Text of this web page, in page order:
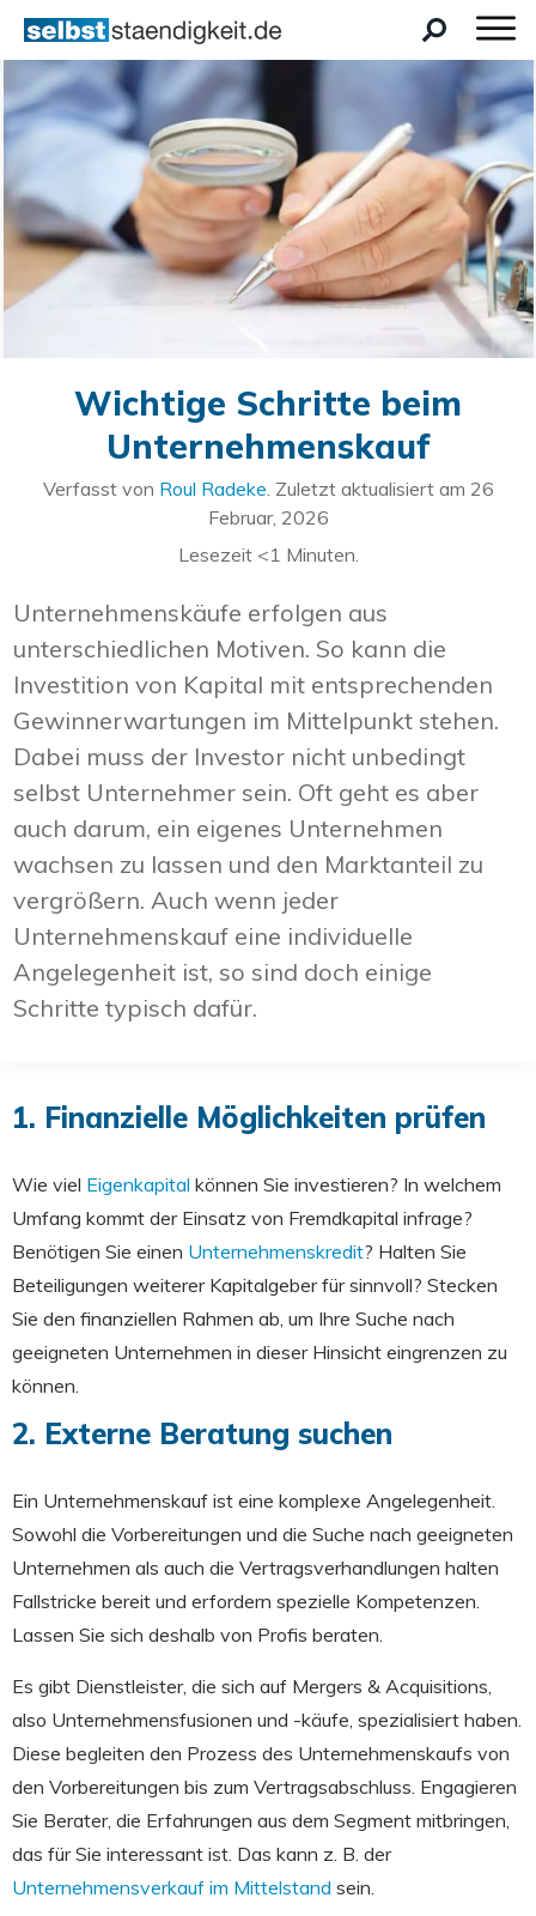
Wichtige Schritte beim
Unternehmenskauf
Verfasst von Roul Radeke. Zuletzt aktualisiert am 26
Februar, 2026
Lesezeit <1 Minuten.
Unternehmenskäufe erfolgen aus
unterschiedlichen Motiven. So kann die
Investition von Kapital mit entsprechenden
Gewinnerwartungen im Mittelpunkt stehen.
Dabei muss der Investor nicht unbedingt
selbst Unternehmer sein. Oft geht es aber
auch darum, ein eigenes Unternehmen
wachsen zu lassen und den Marktanteil zu
vergrößern. Auch wenn jeder
Unternehmenskauf eine individuelle
Angelegenheit ist, so sind doch einige
Schritte typisch dafür.
1. Finanzielle Möglichkeiten prüfen
Wie viel Eigenkapital können Sie investieren? In welchem
Umfang kommt der Einsatz von Fremdkapital infrage?
Benötigen Sie einen Unternehmenskredit? Halten Sie
Beteiligungen weiterer Kapitalgeber für sinnvoll? Stecken
Sie den finanziellen Rahmen ab, um Ihre Suche nach
geeigneten Unternehmen in dieser Hinsicht eingrenzen zu
können.
2. Externe Beratung suchen
Ein Unternehmenskauf ist eine komplexe Angelegenheit.
Sowohl die Vorbereitungen und die Suche nach geeigneten
Unternehmen als auch die Vertragsverhandlungen halten
Fallstricke bereit und erfordern spezielle Kompetenzen.
Lassen Sie sich deshalb von Profis beraten.
Es gibt Dienstleister, die sich auf Mergers & Acquisitions,
also Unternehmensfusionen und -käufe, spezialisiert haben.
Diese begleiten den Prozess des Unternehmenskaufs von
den Vorbereitungen bis zum Vertragsabschluss. Engagieren
Sie Berater, die Erfahrungen aus dem Segment mitbringen,
das für Sie interessant ist. Das kann z. B. der
Unternehmensverkauf im Mittelstand sein.